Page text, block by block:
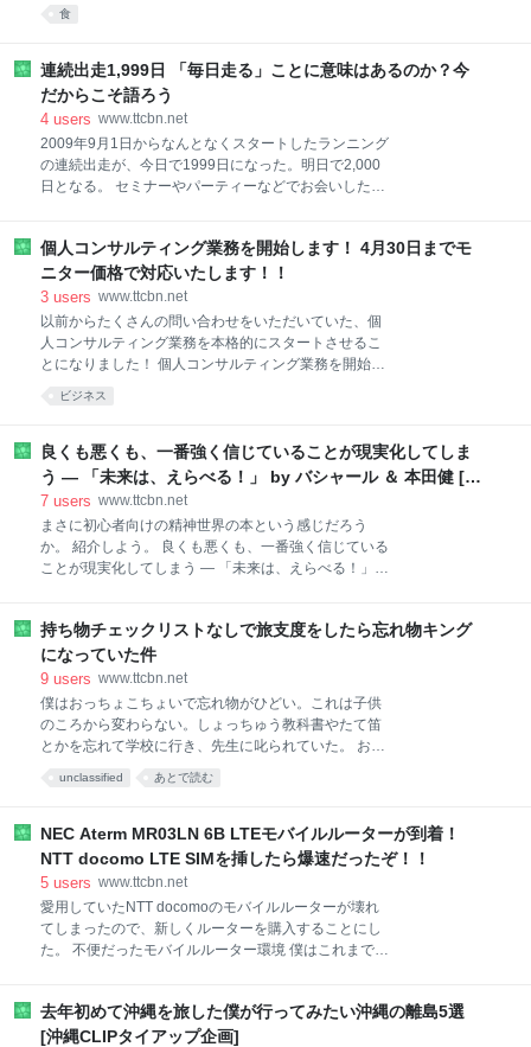
ナベさんが自分で釣ったものとのこと。 ▲ 次の冷酒
▲ 蒸しアワビ。 甘いツメと良く合う。 ▲ もう一
ェイに近い。 渋谷も麻布から遠くはないのだが、自分
でどんどんお店を開拓することはない。 渋谷の中でも
東急東横店の東館は取り壊され、駅前も大きく再開発
されようとしている。 そんな渋谷でパワーランチをし
てきた。 今回のお店はヒカリエ6階の、「セストセン
ない（汗）。 さっそく紹介しよう。 セストセンソ ア
ッカ — 渋谷ヒカリエ 6F 開放的イタリアンダイナーで
パワーランチ！！ やってきました、セストセンソ アッ
こと。そして「アッカ」はイタリア語で「H」のこ
と。 セストセンソは銀座や新宿にもお店があり、統
食
連続出走1,999日 「毎日走る」ことに意味はあるのか？今
だからこそ語ろう
4 users www.ttcbn.net
2009年9月1日からなんとなくスタートしたランニング
の連続出走が、今日で1999日になった。明日で2,000
日となる。 セミナーやパーティーなどでお会いした方
けるたびに、僕はハッキリ答えるようにしている。
「フルマラソンを完走するためや、ランニングのタイ
ムを速くするなどのためには、毎日走る必要はまった
くありません」と。 「フルマラソン完走」や「マラソ
ンレースのタイム向上」を目的とするなら、連続出走
は不必要だし、ときとしてはマイナスな要因になるこ
週に1日〜2日程度入れたほうが理にかなっている。 毎
走るのか。 マラソンレースを完走するためではない
し、タイムをアップするためでもない。 僕が連続出走
に
個人コンサルティング業務を開始します！ 4月30日までモ
ニター価格で対応いたします！！
3 users www.ttcbn.net
以前からたくさんの問い合わせをいただいていた、個
人コンサルティング業務を本格的にスタートさせるこ
とになりました！ 個人コンサルティング業務を開始し
別に相談に乗って欲しい」「面談的なお仕事はやらな
た。 また、僕自身も、ブログ、書籍、セミナーなどで
1対多で語りかけることばかり行ってきており、より
多くの事例と具体的に向き合う、個別のコンサルティ
ティング業務を立ち上げるべく、業務の見直しと仕分
け、効率化、外注化などを行うなどの準備を進めてき
た結果、何とか時間のメドがつくようになってきまし
ィング業務を開始させていただくことになりました。
ブログ、書籍、セミナー、ワークショップと並び、皆
さんのビジネス、人生を
ビジネス
良くも悪くも、一番強く信じていることが現実化してしま
う — 「未来は、えらべる！」 by バシャール ＆ 本田健 [書
評]
7 users www.ttcbn.net
まさに初心者向けの精神世界の本という感じだろう
か。 紹介しよう。 良くも悪くも、一番強く信じている
ことが現実化してしまう — 「未来は、えらべる！」
いう形をとっている。 この共著者であるバシャールと
は誰なのか？いや、なんなのかという点から説明が必
要だろう。 この本の奥付によると、バシャールとは、
「地球の時間で300年後の惑星・エササニの多元的存
在。「ワクワク」は、自分が「無条件の愛」の波動と
調和していることを教えるメインメッセージだと伝え
宙人」という表現も適切ではないだろう。 多次元的存
在であるバシャールが、どうやって本田健さんと対談
をするのかというと、人間の体を借りるのである。 ダ
持ち物チェックリストなしで旅支度をしたら忘れ物キング
になっていた件
9 users www.ttcbn.net
僕はおっちょこちょいで忘れ物がひどい。これは子供
のころから変わらない。しょっちゅう教科書やたて笛
とかを忘れて学校に行き、先生に叱られていた。 おっ
ちょこちょいの僕には「チェックリスト」は神！ おっ
ちょこちょいは大人になっても変わらない。 親しい友
を忘れたり、デジカメをお店に置いてきたり、Suica
を落っことしたりしている。 そんなおっちょこちょい
な僕にとって、強い味方になるのが「チェックリス
生しない。 iPhone 3Gを買った直後から、チェックリ
ストはiPhoneアプリ domo ToDo+に入れて管理してい
た。 「出かけるときの持ち物」「セミナーの持ち物」
ち物」「海外旅行のときの持ち物」など、どんどんリ
ストを作って管理し、忘れ物を防いできた。
unclassified あとで読む
NEC Aterm MR03LN 6B LTEモバイルルーターが到着！
NTT docomo LTE SIMを挿したら爆速だったぞ！！
5 users www.ttcbn.net
愛用していたNTT docomoのモバイルルーターが壊れ
てしまったので、新しくルーターを購入することにし
た。 不便だったモバイルルーター環境 僕はこれまで2
バイル）のPocket WiFi 2. 「スピードは大して出ない
けど日本中どこでも繋がる」NTT docomoのBF-01D
去年初めて沖縄を旅した僕が行ってみたい沖縄の離島5選
[沖縄CLIPタイアップ企画]